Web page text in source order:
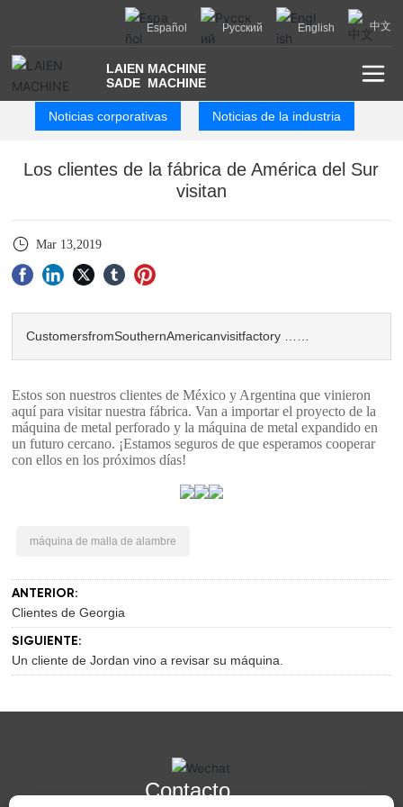
LAIEN MACHINE
SADE MACHINE
Español Русский English 中文
Noticias corporativas Noticias de la industria
Los clientes de la fábrica de América del Sur
visitan
Mar 13,2019
CustomersfromSouthernAmericanvisitfactory ……
Estos son nuestros clientes de México y Argentina que vinieron
aquí para visitar nuestra fábrica. Van a importar el proyecto de la
máquina de metal perforado y la máquina de metal expandido en
un futuro cercano. ¡Estamos seguros de que esperamos cooperar
con ellos en los próximos días!
máquina de malla de alambre
ANTERIOR:
Clientes de Georgia
SIGUIENTE:
Un cliente de Jordan vino a revisar su máquina.
Contacto